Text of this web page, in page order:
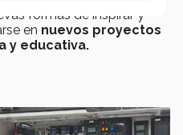
formas de inspirar y
en nuevos proyectos
y educativa.